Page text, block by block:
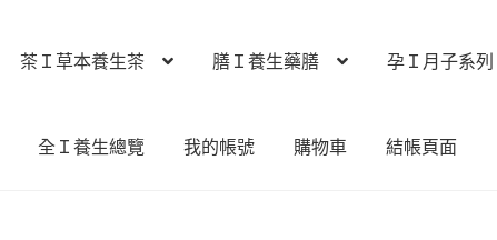
茶Ｉ草本養生茶 膳Ｉ養生藥膳 孕Ｉ月子系列
全Ｉ養生總覽 我的帳號 購物車 結帳頁面